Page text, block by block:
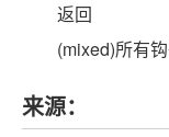
返回
(mixed)所有
来源：